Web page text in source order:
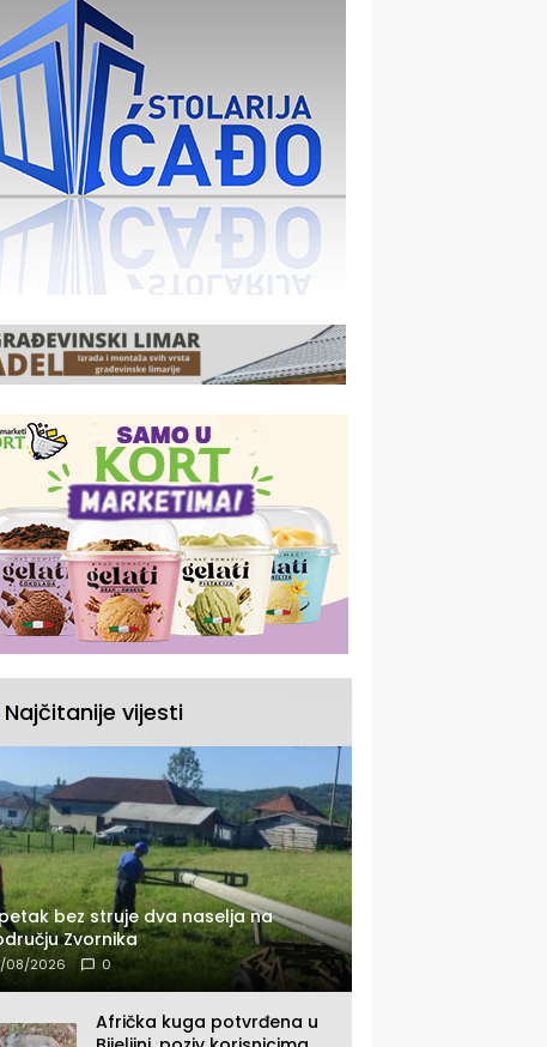
Najčitanije vijesti
bez struje dva naselja na
Zvornika
08/2026 0
Afrička kuga potvrđena u